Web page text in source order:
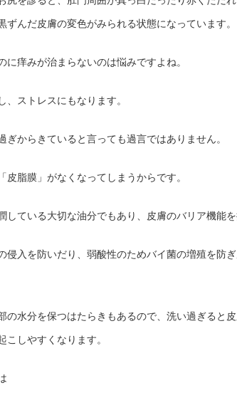
ずんだ皮膚の変色がみられる状態になっています。
に痒みが治まらないのは悩みですよね。
、ストレスにもなります。
ぎからきていると言っても過言ではありません。
皮脂膜」がなくなってしまうからです。
している大切な油分でもあり、皮膚のバリア機能を
侵入を防いだり、弱酸性のためバイ菌の増殖を防
の水分を保つはたらきもあるので、洗い過ぎると
こしやすくなります。